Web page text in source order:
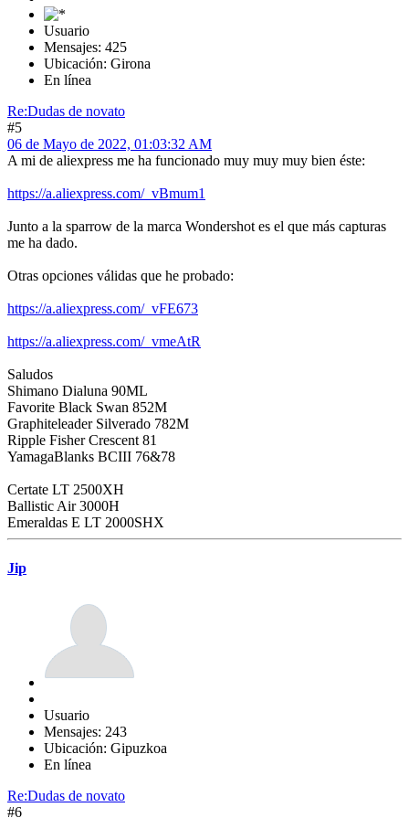
Usuario
Mensajes: 425
Ubicación: Girona
En línea
Re:Dudas de novato
#5
06 de Mayo de 2022, 01:03:32 AM
A mi de aliexpress me ha funcionado muy muy muy bien éste:
https://a.aliexpress.com/_vBmum1
Junto a la sparrow de la marca Wondershot es el que más capturas
me ha dado.
Otras opciones válidas que he probado:
https://a.aliexpress.com/_vFE673
https://a.aliexpress.com/_vmeAtR
Saludos
Shimano Dialuna 90ML
Favorite Black Swan 852M
Graphiteleader Silverado 782M
Ripple Fisher Crescent 81
YamagaBlanks BCIII 76&78
Certate LT 2500XH
Ballistic Air 3000H
Emeraldas E LT 2000SHX
Jip
Usuario
Mensajes: 243
Ubicación: Gipuzkoa
En línea
Re:Dudas de novato
#6